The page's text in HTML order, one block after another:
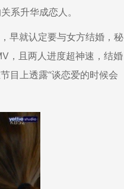
系升华成恋人。
早就认定要与女方结婚，秘
，且两人进度超神速，结婚
目上透露“谈恋爱的时候会